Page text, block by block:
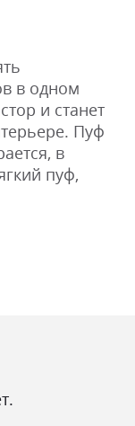
в одном
и станет
Пуф
в
пуф,